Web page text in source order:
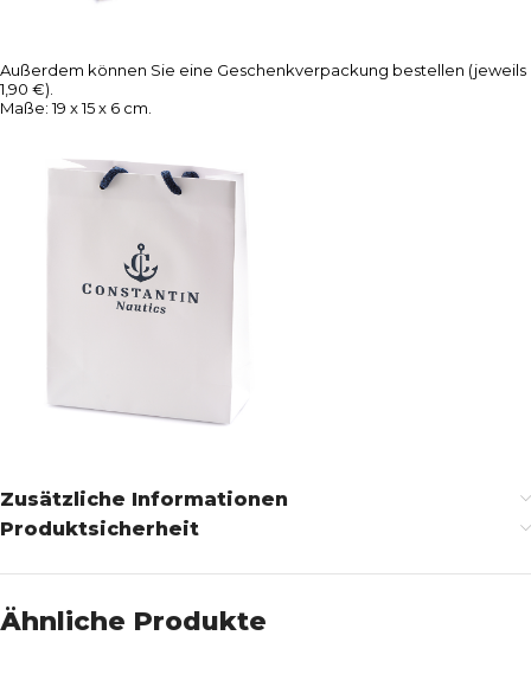
Außerdem können Sie eine Geschenkverpackung bestellen (jeweils
1,90 €).
Maße: 19 x 15 x 6 cm.
Zusätzliche Informationen
Produktsicherheit
Ähnliche Produkte